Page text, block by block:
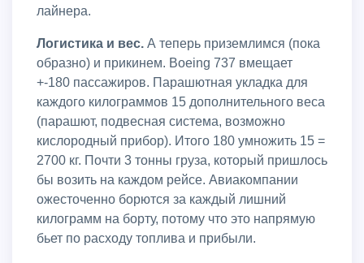
лайнера.
Логистика и вес. А теперь приземлимся (пока
образно) и прикинем. Boeing 737 вмещает
+-180 пассажиров. Парашютная укладка для
каждого килограммов 15 дополнительного веса
(парашют, подвесная система, возможно
кислородный прибор). Итого 180 умножить 15 =
2700 кг. Почти 3 тонны груза, который пришлось
бы возить на каждом рейсе. Авиакомпании
ожесточенно борются за каждый лишний
килограмм на борту, потому что это напрямую
бьет по расходу топлива и прибыли.